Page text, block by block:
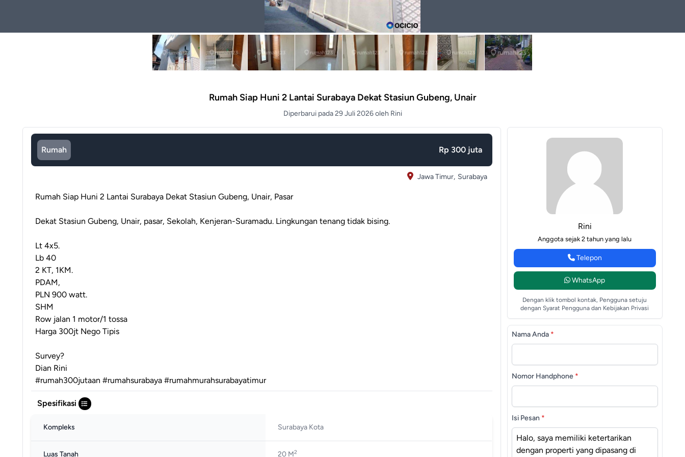
Rumah Siap Huni 2 Lantai Surabaya Dekat Stasiun Gubeng, Unair
Diperbarui pada 29 Juli 2026 oleh Rini
Rumah Rp 300 juta
Jawa Timur, Surabaya
Rumah Siap Huni 2 Lantai Surabaya Dekat Stasiun Gubeng, Unair, Pasar
Dekat Stasiun Gubeng, Unair, pasar, Sekolah, Kenjeran-Suramadu. Lingkungan tenang tidak bising.
Lt 4x5.
Lb 40
2 KT, 1KM.
PDAM,
PLN 900 watt.
SHM
Row jalan 1 motor/1 tossa
Harga 300jt Nego Tipis
Survey?
Dian Rini
#rumah300jutaan #rumahsurabaya #rumahmurahsurabayatimur
Spesifikasi
Kompleks Surabaya Kota
Luas Tanah 20 M2
Rini
Anggota sejak 2 tahun yang lalu
Telepon
WhatsApp
Dengan klik tombol kontak, Pengguna setuju
dengan Syarat Pengguna dan Kebijakan Privasi
Nama Anda *
Nomor Handphone *
Isi Pesan *